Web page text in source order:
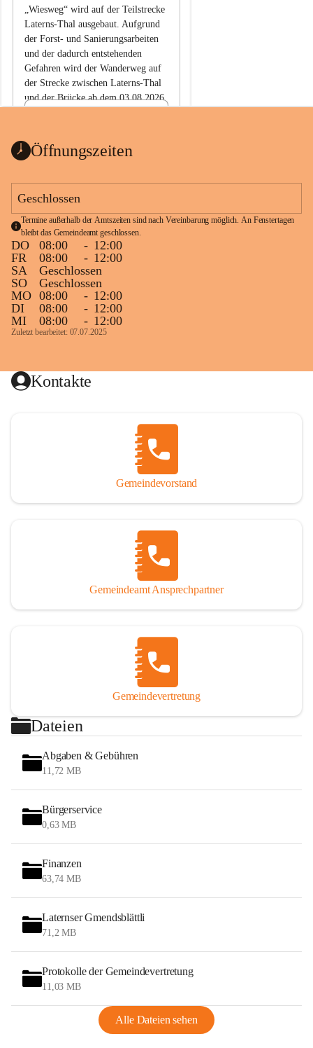
„Wiesweg“ wird auf der Teilstrecke
Laterns-Thal ausgebaut. Aufgrund
der Forst- und Sanierungsarbeiten
und der dadurch entstehenden
Gefahren wird der Wanderweg auf
der Strecke zwischen Laterns-Thal
und der Brücke ab dem 03.08.2026
ht
1 Seite•0,1 MB
Öffnungszeiten
Geschlossen
Termine außerhalb der Amtszeiten sind nach Vereinbarung möglich. An Fenstertagen
bleibt das Gemeindeamt geschlossen.
DO 08:00 - 12:00
FR
08:00 - 12:00
SA
Geschlossen
SO
Geschlossen
MO 08:00 - 12:00
DI
08:00 - 12:00
MI
08:00 - 12:00
Zuletzt bearbeitet: 07.07.2025
Kontakte
Gemeindevorstand
Gemeindeamt Ansprechpartner
Gemeindevertretung
Dateien
Abgaben & Gebühren
11,72 MB
Bürgerservice
0,63 MB
Finanzen
63,74 MB
Laternser Gmendsblättli
71,2 MB
Protokolle der Gemeindevertretung
11,03 MB
Alle Dateien sehen